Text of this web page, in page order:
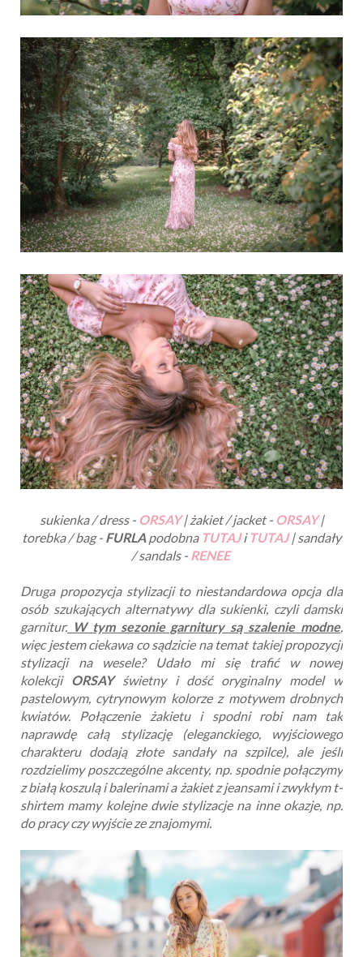
sukienka / dress - ORSAY| żakiet / jacket - ORSAY|
torebka / bag - FURLA podobna TUTAJi TUTAJ| sandały
/ sandals - RENEE
Druga propozycja stylizacji to niestandardowa opcja dla
osób szukających alternatywy dla sukienki, czyli damski
garnitur. W tym sezonie garnitury są szalenie modne,
więc jestem ciekawa co sądzicie na temat takiej propozycji
stylizacji na wesele? Udało mi się trafić w nowej
kolekcji ORSAYświetny i dość oryginalny model w
pastelowym, cytrynowym kolorze z motywem drobnych
kwiatów. Połączenie żakietu i spodni robi nam tak
naprawdę całą stylizację (eleganckiego, wyjściowego
charakteru dodają złote sandały na szpilce), ale jeśli
rozdzielimy poszczególne akcenty, np. spodnie połączymy
z białą koszulą i balerinami a żakiet z jeansami i zwykłym t-
shirtem mamy kolejne dwie stylizacje na inne okazje, np.
do pracy czy wyjście ze znajomymi.